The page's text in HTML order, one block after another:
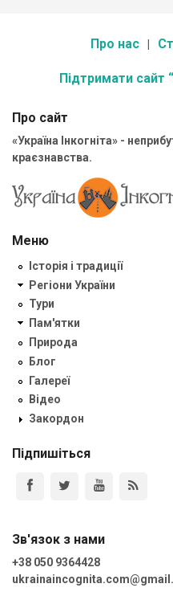
Про нас
Підтримати сайт
Про сайт
«Україна Інкогніта» -
краєзнавства.
Меню
Історія і традиції
Регіони України
Тури
Пам'ятки
Природа
Блог
Галереї
Відео
Закордон
Підпишіться
Зв'язок з нами
+38 050 9364428